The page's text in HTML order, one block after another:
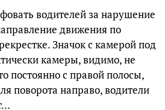
водителей за нарушение
движения по
Значок с камерой под
камеры, видимо, не
постоянно с правой полосы,
поворота направо, водители